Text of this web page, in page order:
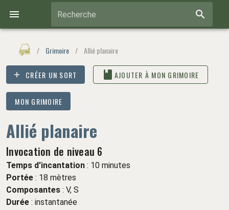
Recherche
/ Grimoire / Allié planaire
CRÉER UN SORT AJOUTER À MON GRIMOIRE
MON GRIMOIRE
Allié planaire
Invocation de niveau 6
Temps d'incantation : 10 minutes
Portée : 18 mètres
Composantes : V, S
Durée : instantanée